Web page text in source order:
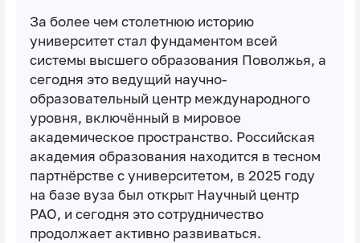
За более чем столетнюю историю
университет стал фундаментом всей
системы высшего образования Поволжья, а
сегодня это ведущий научно-
образовательный центр международного
уровня, включённый в мировое
академическое пространство. Российская
академия образования находится в тесном
партнёрстве с университетом, в 2025 году
на базе вуза был открыт Научный центр
РАО, и сегодня это сотрудничество
продолжает активно развиваться.